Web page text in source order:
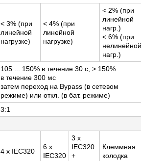
< 3% (при
линейной
нагрузке)
< 4% (при
линейной
нагрузке)
< 2% (при
линейной
нагр.)
< 6% (при
нелинейной
нагр.)
105 ... 150% в течение 30 с; > 150%
в течение 300 мс
затем переход на Bypass (в сетевом
режиме) или откл. (в бат. режиме)
3:1
4 x IEC320
6 x
IEC320
3 x
IEC320
+
Клеммная
колодка